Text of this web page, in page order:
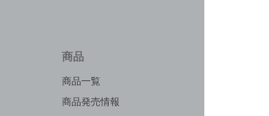
商品
商品一覧
商品発売情報